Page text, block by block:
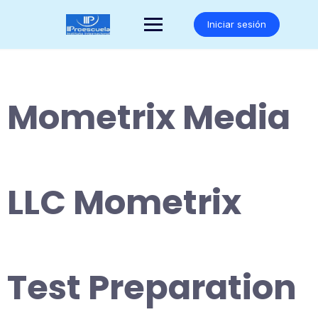
Iniciar sesión
Mometrix Media
LLC Mometrix
Test Preparation